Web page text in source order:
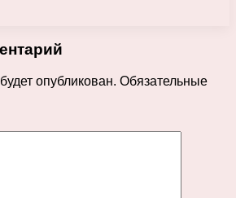
опубликован. Обязательные